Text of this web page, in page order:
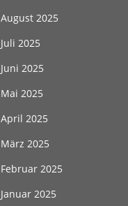
August 2025
Juli 2025
Juni 2025
Mai 2025
April 2025
März 2025
Februar 2025
Januar 2025